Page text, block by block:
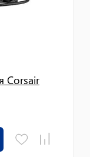
Corsair